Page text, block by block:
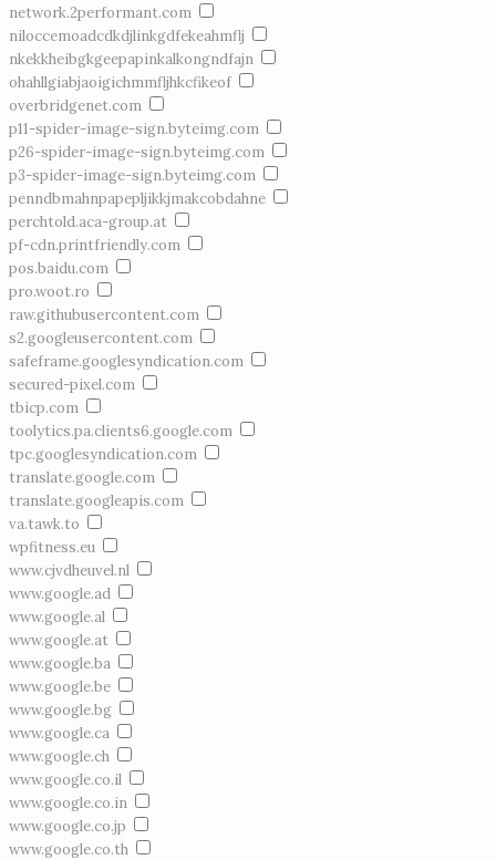
network.2performant.com
niloccemoadcdkdjlinkgdfekeahmflj
nkekkheibgkgeepapinkalkongndfajn
ohahllgiabjaoigichmmfljhkcfikeof
overbridgenet.com
p11-spider-image-sign.byteimg.com
p26-spider-image-sign.byteimg.com
p3-spider-image-sign.byteimg.com
penndbmahnpapepljikkjmakcobdahne
perchtold.aca-group.at
pf-cdn.printfriendly.com
pos.baidu.com
pro.woot.ro
raw.githubusercontent.com
s2.googleusercontent.com
safeframe.googlesyndication.com
secured-pixel.com
tbicp.com
toolytics.pa.clients6.google.com
tpc.googlesyndication.com
translate.google.com
translate.googleapis.com
va.tawk.to
wpfitness.eu
www.cjvdheuvel.nl
www.google.ad
www.google.al
www.google.at
www.google.ba
www.google.be
www.google.bg
www.google.ca
www.google.ch
www.google.co.il
www.google.co.in
www.google.co.jp
www.google.co.th